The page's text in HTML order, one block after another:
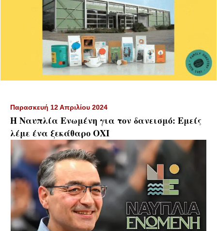
Παρασκευή 12 Απριλίου 2024
Η Ναυπλία Ενωμένη για τον δανεισμό: Εμείς
λέμε ένα ξεκάθαρο ΟΧΙ